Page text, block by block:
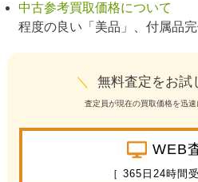
中古参考買取価格について
程度の良い「美品」、付属品
＼ 無料査定をお試
査定員が現在の買取価格を迅速
WEB
［ 365日24時間